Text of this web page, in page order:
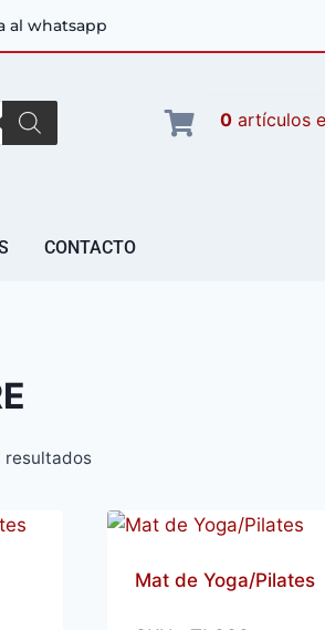
al whatsapp
0 artículos
CONTACTO
resultados
Mat de Yoga/Pilates